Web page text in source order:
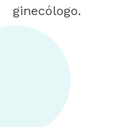
ginecólogo.